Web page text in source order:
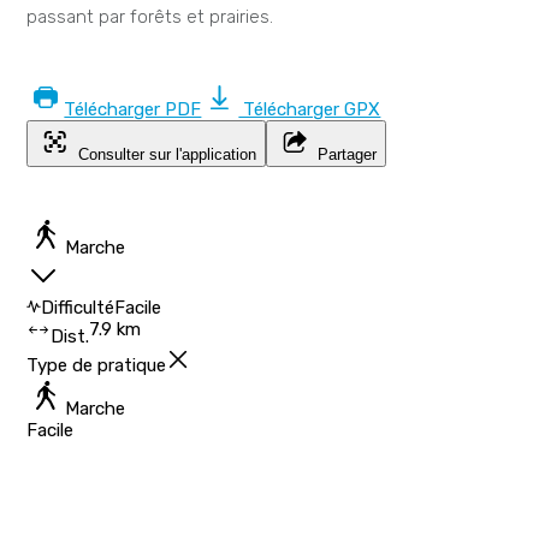
passant par forêts et prairies.
Télécharger PDF Télécharger GPX
Consulter sur l'application Partager
Marche
DifficultéFacile
Dist.7.9 km
Type de pratique
Marche
Facile